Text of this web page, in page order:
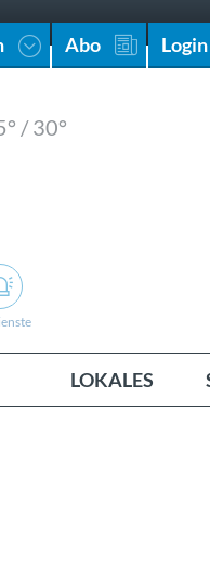
Abo Login
/30°
LOKALES